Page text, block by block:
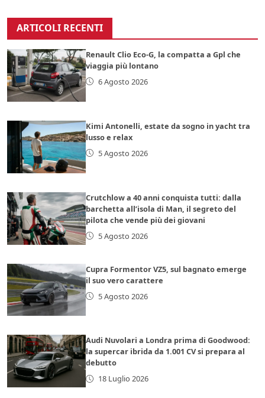
ARTICOLI RECENTI
Renault Clio Eco-G, la compatta a Gpl che
viaggia più lontano
6 Agosto 2026
Kimi Antonelli, estate da sogno in yacht tra
lusso e relax
5 Agosto 2026
Crutchlow a 40 anni conquista tutti: dalla
barchetta all’isola di Man, il segreto del
pilota che vende più dei giovani
5 Agosto 2026
Cupra Formentor VZ5, sul bagnato emerge
il suo vero carattere
5 Agosto 2026
Audi Nuvolari a Londra prima di Goodwood:
la supercar ibrida da 1.001 CV si prepara al
debutto
18 Luglio 2026